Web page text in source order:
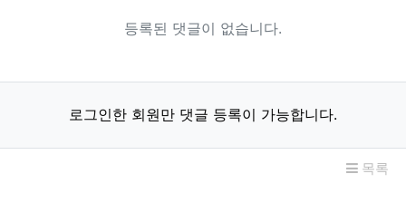
등록된 댓글이 없습니다.
로그인한 회원만 댓글 등록이 가능합니다.
목록